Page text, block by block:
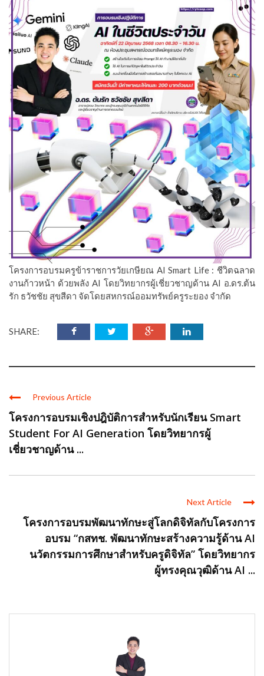
โครงการอบรมครูข้าราชการวัยเกษียณ AI Smart Life : ชีวิตฉลาด
งานก้าวหน้า ด้วยพลัง AI โดยวิทยากรผู้เชี่ยวชาญด้าน AI อ.ดร.ต้น
รัก ธวัชชัย สุขสีดา จัดโดยสหกรณ์ออมทรัพย์ครูระยอง จำกัด
SHARE:
Previous Article
โครงการอบรมเชิงปฎิบัติการสำหรับนักเรียน Smart
Student For AI Generation โดยวิทยากรผู้
เชี่ยวชาญด้าน ...
Next Article
โครงการอบรมพัฒนาทักษะสู่โลกดิจิทัลกับโครงการ
อบรม “กสทช. พัฒนาทักษะสร้างความรู้ด้าน AI
นวัตกรรมการศึกษาสำหรับครูดิจิทัล” โดยวิทยากร
ผู้ทรงคุณวุฒิด้าน AI ...